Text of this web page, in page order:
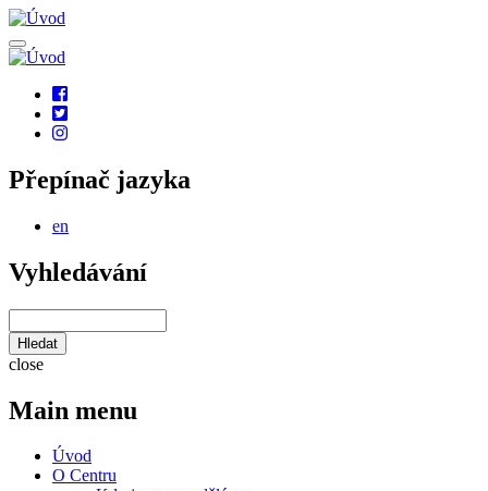
Přejít
k
hlavnímu
Social
links
Přepínač jazyka
en
Vyhledávání
close
Main menu
Úvod
O Centru